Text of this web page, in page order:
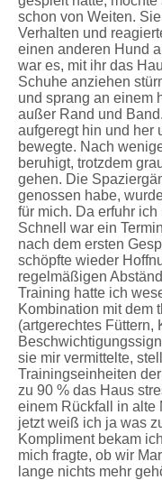
schon von Weiten.
Verhalten und
einen anderen Hund
war es, mit ihr das
Schuhe anziehen
und sprang an einem
außer Rand und
aufgeregt hin und her
bewegte. Nach
beruhigt, trotzdem
gehen. Die
genossen habe,
für mich. Da erfuhr
Schnell war ein
nach dem ersten
schöpfte wieder
regelmäßigen
Training hatte ich
Kombination mit dem
(artgerechtes Füttern,
sie mir vermittelte,
Trainingseinheiten
zu 90 % das Haus
einem Rückfall in alte
jetzt weiß ich ja was
Kompliment bekam
mich fragte, ob wir
lange nichts mehr